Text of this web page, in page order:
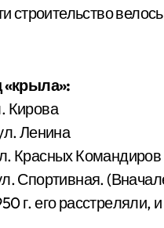
строительство
«крыла»:
Кирова
Ленина
Красных Командиров
Спортивная.
г. его